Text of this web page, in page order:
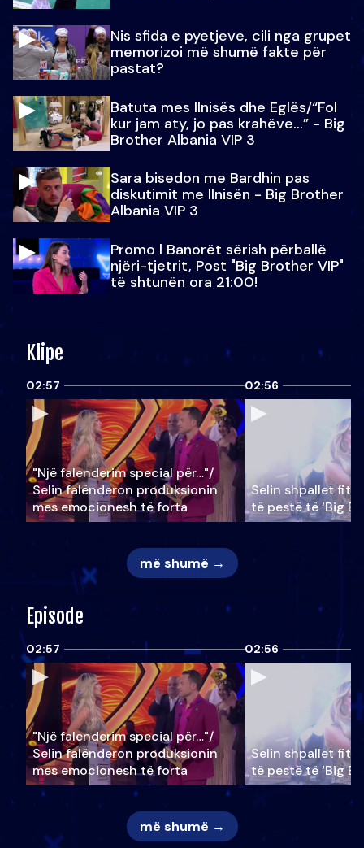
Nis sfida e pyetjeve, cili nga grupet
memorizoi më shumë fakte për
pastat?
Batuta mes Ilnisës dhe Eglës/“Fol
kur jam aty, jo pas krahëve…” - Big
Brother Albania VIP 3
Sara bisedon me Bardhin pas
diskutimit me Ilnisën - Big Brother
Albania VIP 3
Promo l Banorët sërish përballë
njëri-tjetrit, Post "Big Brother VIP"
të shtunën ora 21:00!
Klipe
02:57
"Një falenderim special për…"/
Selin falënderon produksionin
mes emocionesh të forta
02:56
Selin shpallet
të pestë të ‘Big
më shumë →
Episode
02:57
"Një falenderim special për…"/
Selin falënderon produksionin
mes emocionesh të forta
02:56
Selin shpallet
të pestë të ‘Big
më shumë →